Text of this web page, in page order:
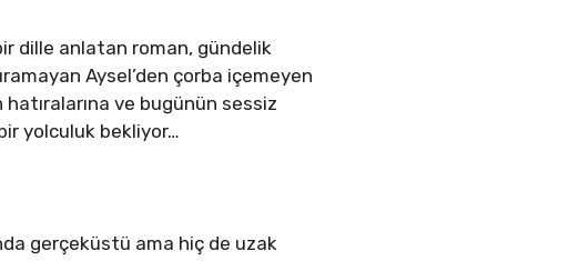
dille anlatan roman, gündelik
Aysel’den çorba içemeyen
ve bugünün sessiz
yolculuk bekliyor…
gerçeküstü ama hiç de uzak